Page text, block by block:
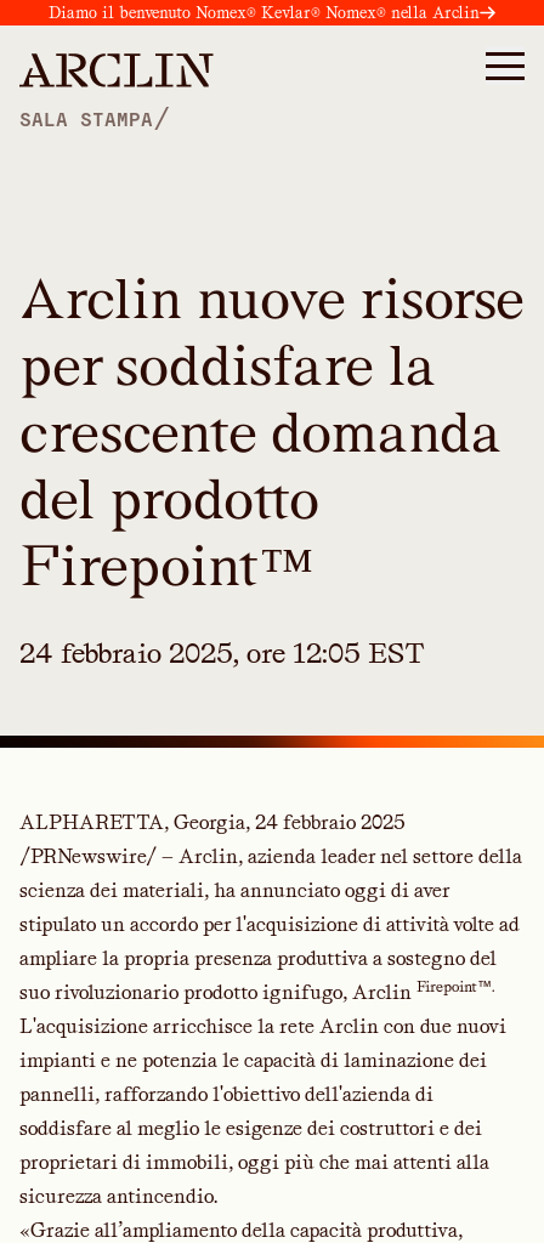
Diamo il benvenuto Nomex® Kevlar® Nomex® nella Arclin
SALA STAMPA /
Arclin nuove risorse
per soddisfare la
crescente domanda
del prodotto
Firepoint™
24 febbraio 2025, ore 12:05 EST
ALPHARETTA, Georgia, 24 febbraio 2025
/PRNewswire/ — Arclin, azienda leader nel settore della
scienza dei materiali, ha annunciato oggi di aver
stipulato un accordo per l'acquisizione di attività volte ad
ampliare la propria presenza produttiva a sostegno del
suo rivoluzionario prodotto ignifugo, Arclin Firepoint™.
L'acquisizione arricchisce la rete Arclin con due nuovi
impianti e ne potenzia le capacità di laminazione dei
pannelli, rafforzando l'obiettivo dell'azienda di
soddisfare al meglio le esigenze dei costruttori e dei
proprietari di immobili, oggi più che mai attenti alla
sicurezza antincendio.
«Grazie all’ampliamento della capacità produttiva,